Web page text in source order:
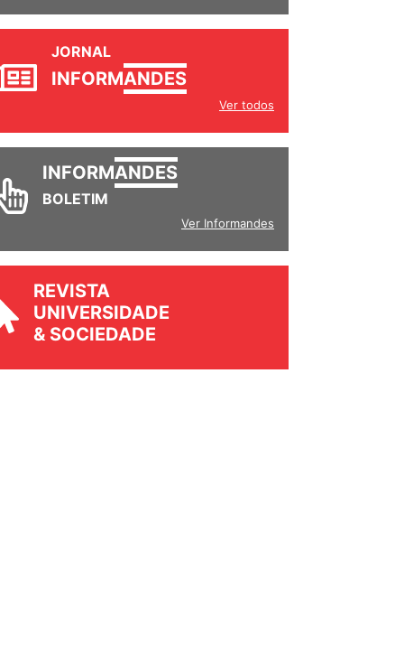
INFORM
INFORMANDES
BOLETIM
REVISTA
UNIVERSIDADE
& SOCIEDADE